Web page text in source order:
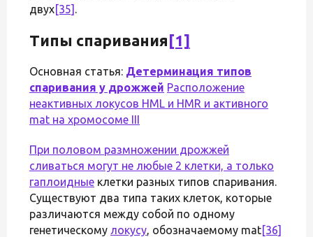
двух[35] .
Типы спаривания[1]
Основная статья: Детерминация типов
спаривания у дрожжей Расположение
неактивных локусов HML и HMR и активного
mat на хромосоме III
При половом размножении дрожжей
сливаться могут не любые 2 клетки, а только
гаплоидные клетки разных типов спаривания.
Существуют два типа таких клеток, которые
различаются между собой по одному
генетическому локусу, обозначаемому mat[36]